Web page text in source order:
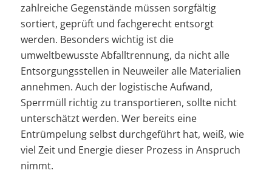
zahlreiche Gegenstände müssen sorgfältig
sortiert, geprüft und fachgerecht entsorgt
werden. Besonders wichtig ist die
umweltbewusste Abfalltrennung, da nicht alle
Entsorgungsstellen in Neuweiler alle Materialien
annehmen. Auch der logistische Aufwand,
Sperrmüll richtig zu transportieren, sollte nicht
unterschätzt werden. Wer bereits eine
Entrümpelung selbst durchgeführt hat, weiß, wie
viel Zeit und Energie dieser Prozess in Anspruch
nimmt.